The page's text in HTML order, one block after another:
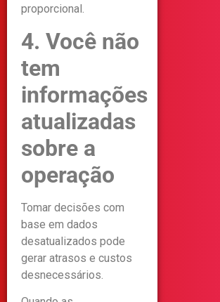
proporcional.
4. Você não
tem
informações
atualizadas
sobre a
operação
Tomar decisões com
base em dados
desatualizados pode
gerar atrasos e custos
desnecessários.